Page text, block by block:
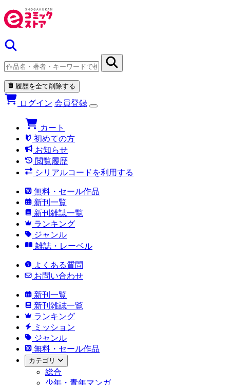
履歴を全て削除する
ログイン 会員登録
カート
初めての方
お知らせ
閲覧履歴
シリアルコードを利用する
無料・セール作品
新刊一覧
新刊雑誌一覧
ランキング
ジャンル
雑誌・レーベル
よくある質問
お問い合わせ
新刊一覧
新刊雑誌一覧
ランキング
ミッション
ジャンル
無料・セール作品
カテゴリ
総合
少年・青年マンガ